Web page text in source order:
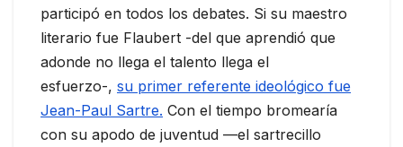
participó en todos los debates. Si su maestro
literario fue Flaubert -del que aprendió que
adonde no llega el talento llega el
esfuerzo-, su primer referente ideológico fue
Jean-Paul Sartre. Con el tiempo bromearía
con su apodo de juventud —el sartrecillo